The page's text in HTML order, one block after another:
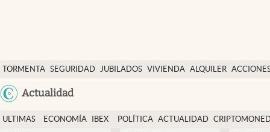
TORMENTA SEGURIDAD JUBILADOS VIVIENDA ALQUILER
Actualidad
Economía y finanzas
Política
Actualidad
ULTIMAS
ECONOMÍA
IBEX
POLÍTICA ACTUALIDAD